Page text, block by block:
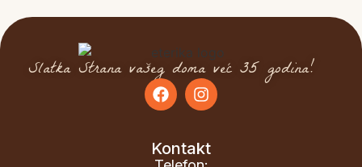
Slatka Strana vašeg doma već 35 godina!
Kontakt